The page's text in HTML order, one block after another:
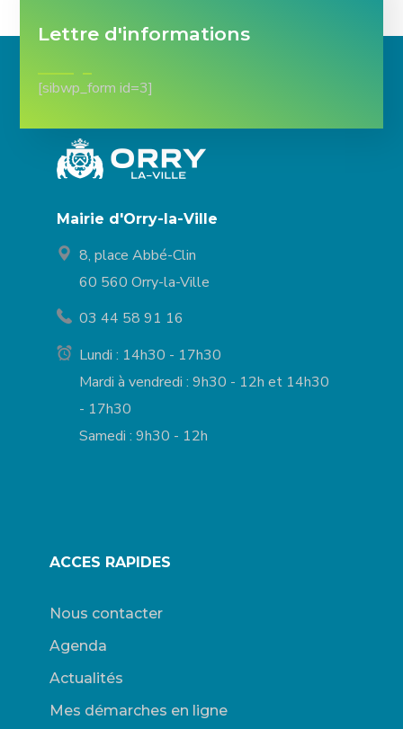
Lettre d'informations
[sibwp_form id=3]
Mairie d'Orry-la-Ville
8, place Abbé-Clin
60 560 Orry-la-Ville
03 44 58 91 16
Lundi : 14h30 - 17h30
Mardi à vendredi : 9h30 - 12h et 14h30
- 17h30
Samedi : 9h30 - 12h
ACCES RAPIDES
Nous contacter
Agenda
Actualités
Mes démarches en ligne